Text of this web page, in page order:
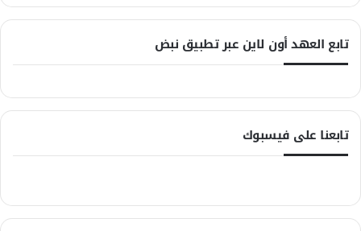
تابع العهد أون لاين عبر تطبيق نبض
تابعنا على فيسبوك